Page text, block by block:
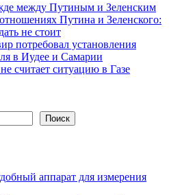
между Путиным и Зеленским
Путина и Зеленского:
не стоит
потребовал установления
в Иудее и Самарии
считает ситуацию в Газе
Поиск
аппарат для измерения